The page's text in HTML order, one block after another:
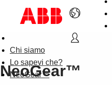
Chi siamo
Lo sapevi che?
NeoGear™
NeoGear™